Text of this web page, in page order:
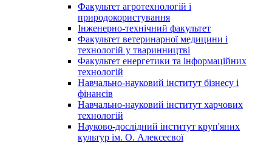
Факультет агротехнологій і
природокористування
Інженерно-технічний факультет
Факультет ветеринарної медицини і
технологій у тваринництві
Факультет енергетики та інформаційних
технологій
Навчально-науковий інститут бізнесу і
фінансів
Навчально-науковий інститут харчових
технологій
Науково-дослідний інститут круп'яних
культур ім. О. Алексеєвої